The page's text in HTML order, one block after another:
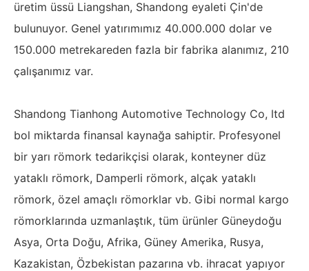
üretim üssü Liangshan, Shandong eyaleti Çin'de
bulunuyor. Genel yatırımımız 40.000.000 dolar ve
150.000 metrekareden fazla bir fabrika alanımız, 210
çalışanımız var.
Shandong Tianhong Automotive Technology Co, ltd
bol miktarda finansal kaynağa sahiptir. Profesyonel
bir yarı römork tedarikçisi olarak, konteyner düz
yataklı römork, Damperli römork, alçak yataklı
römork, özel amaçlı römorklar vb. Gibi normal kargo
römorklarında uzmanlaştık, tüm ürünler Güneydoğu
Asya, Orta Doğu, Afrika, Güney Amerika, Rusya,
Kazakistan, Özbekistan pazarına vb. ihracat yapıyor